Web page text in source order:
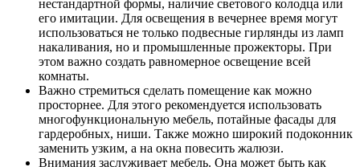
нестандартной формы, наличие светового колодца или
его имитации. Для освещения в вечернее время могут
использоваться не только подвесные гирлянды из ламп
накаливания, но и промышленные прожекторы. При
этом важно создать равномерное освещение всей
комнаты.
Важно стремиться сделать помещение как можно
просторнее. Для этого рекомендуется использовать
многофункциональную мебель, потайные фасады для
гардеробных, ниши. Также можно широкий подоконник
заменить узким, а на окна повесить жалюзи.
Внимания заслуживает мебель. Она может быть как